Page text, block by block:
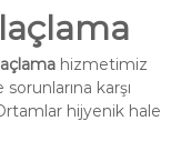
hizmetimiz
karşı
hijyenik hale